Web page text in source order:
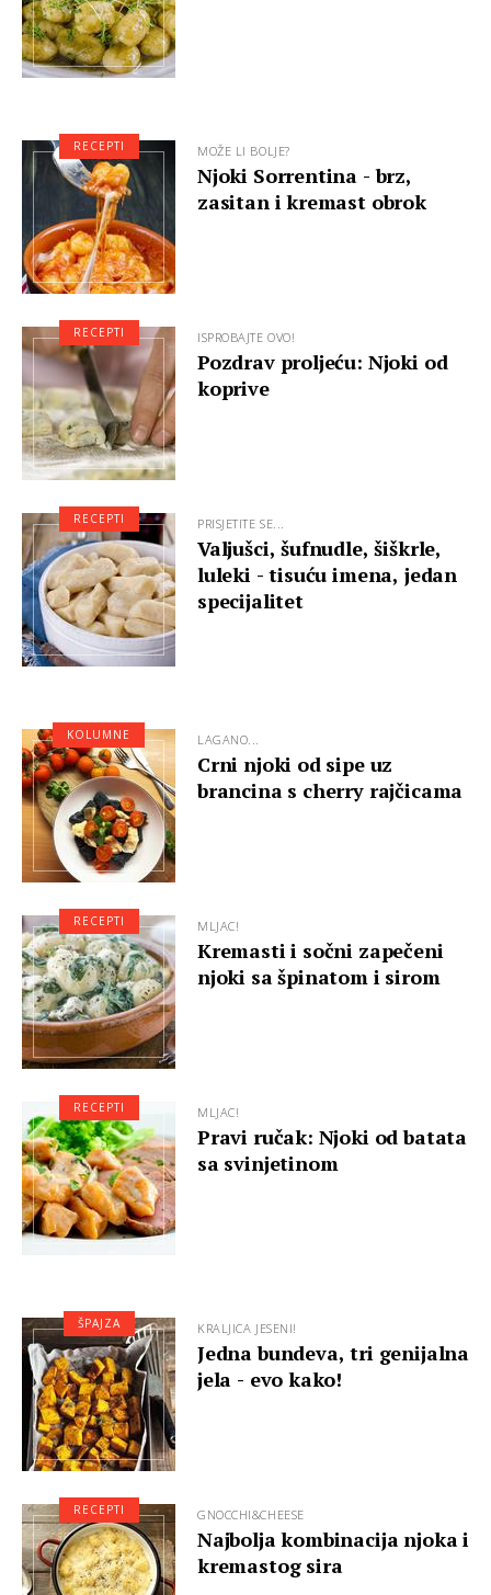
MOŽE LI BOLJE?
Njoki Sorrentina - brz,
zasitan i kremast obrok
RECEPTI
ISPROBAJTE OVO!
Pozdrav proljeću: Njoki od
koprive
RECEPTI
PRISJETITE SE...
Valjušci, šufnudle, šiškrle,
luleki - tisuću imena, jedan
specijalitet
RECEPTI
LAGANO...
Crni njoki od sipe uz
brancina s cherry rajčicama
KOLUMNE
MLJAC!
Kremasti i sočni zapečeni
njoki sa špinatom i sirom
RECEPTI
MLJAC!
Pravi ručak: Njoki od batata
sa svinjetinom
RECEPTI
KRALJICA JESENI!
Jedna bundeva, tri genijalna
jela - evo kako!
ŠPAJZA
GNOCCHI&CHEESE
Najbolja kombinacija njoka i
kremastog sira
RECEPTI